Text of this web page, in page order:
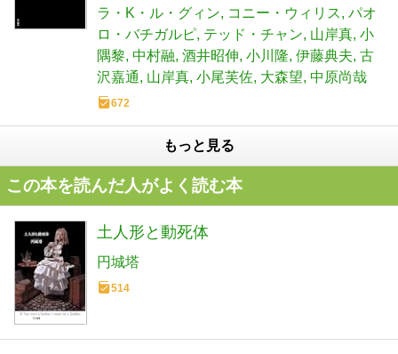
ラ・K・ル・グィン
コニー・ウィリス パオ
ロ・バチガルピ テッド・チャン 山岸真 小
隅黎 中村融 酒井昭伸 小川隆 伊藤典夫 古
沢嘉通
山岸真 小尾芙佐 大森望 中原尚哉
672
もっと見る
この本を読んだ人がよく読む本
土人形と動死体
円城塔
514